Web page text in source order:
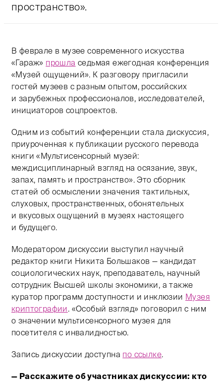
пространство».
В феврале в музее современного искусства
«Гараж» прошла седьмая ежегодная конференция
«Музей ощущений». К разговору пригласили
гостей музеев с разным опытом, российских
и зарубежных профессионалов, исследователей,
инициаторов соцпроектов.
Одним из событий конференции стала дискуссия,
приуроченная к публикации русского перевода
книги «Мультисенсорный музей:
междисциплинарный взгляд на осязание, звук,
запах, память и пространство». Это сборник
статей об осмыслении значения тактильных,
слуховых, пространственных, обонятельных
и вкусовых ощущений в музеях настоящего
и будущего.
Модератором дискуссии выступил научный
редактор книги Никита Большаков — кандидат
социологических наук, преподаватель, научный
сотрудник Высшей школы экономики, а также
куратор программ доступности и инклюзии Музея
криптографии. «Особый взгляд» поговорил с ним
о значении мультисенсорного музея для
посетителя с инвалидностью.
Запись дискуссии доступна по ссылке.
— Расскажите об участниках дискуссии: кто